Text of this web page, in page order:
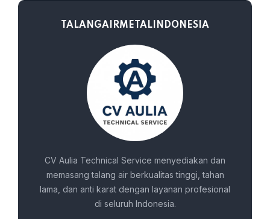
TALANGAIRMETALINDONESIA
CV Aulia Technical Service menyediakan dan
memasang talang air berkualitas tinggi, tahan
lama, dan anti karat dengan layanan profesional
di seluruh Indonesia.